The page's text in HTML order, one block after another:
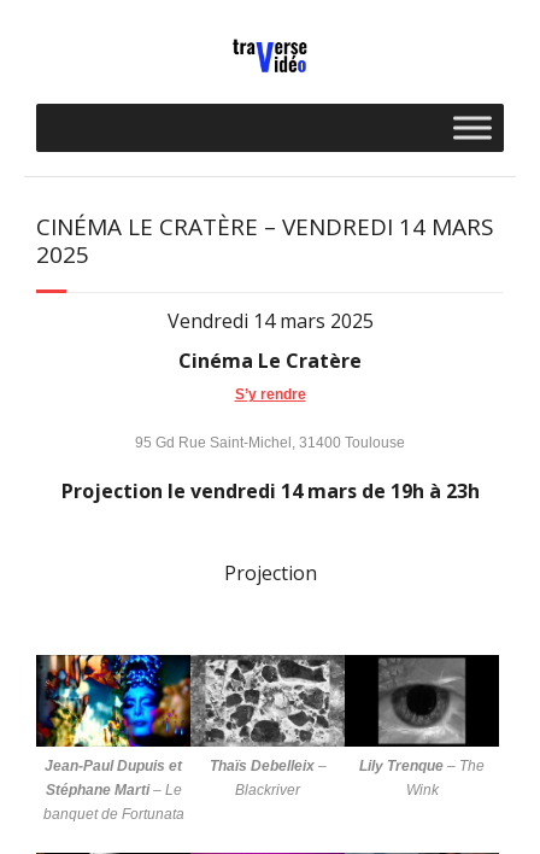
CINÉMA LE CRATÈRE – VENDREDI 14 MARS
2025
Vendredi 14 mars 2025
Cinéma Le Cratère
S’y rendre
95 Gd Rue Saint-Michel, 31400 Toulouse
Projection le vendredi 14 mars de 19h à 23h
Projection
Jean-Paul Dupuis et
Stéphane Marti– Le
banquet de Fortunata
Thaïs Debelleix–
Blackriver
Lily Trenque – The
Wink